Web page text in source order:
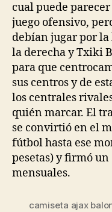
cual puede
juego ofensivo,
debían jugar por
la derecha y Txiki
para que
sus centros y de
los centrales
quién marcar. El
se convirtió en el
fútbol hasta ese
pesetas) y firmó
mensuales.
camiseta ajax